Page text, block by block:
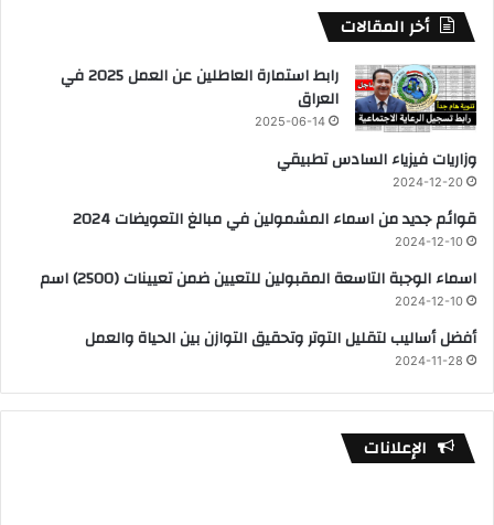
أخر المقالات
رابط استمارة العاطلين عن العمل 2025 في
العراق
2025-06-14
وزاريات فيزياء السادس تطبيقي
2024-12-20
قوائم جديد من اسماء المشمولين في مبالغ التعويضات 2024
2024-12-10
اسماء الوجبة التاسعة المقبولين للتعيين ضمن تعيينات (2500) اسم
2024-12-10
أفضل أساليب لتقليل التوتر وتحقيق التوازن بين الحياة والعمل
2024-11-28
الإعلانات